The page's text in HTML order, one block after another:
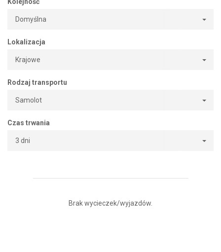
Domyślna
Lokalizacja
Krajowe
Rodzaj transportu
Samolot
Czas trwania
3 dni
Brak wycieczek/wyjazdów.